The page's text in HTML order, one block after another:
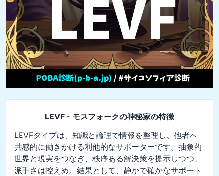
LEVF - モスフォークの神秘家の特徴
LEVFタイプは、知識と論理で情報を整理し、他者へ
共感的に働きかける利他的なサポーターです。抽象的
世界と現実をつなぎ、秩序ある解決策を提示しつつ、
派手さは控えめ。結果として、静かで確かなサポート